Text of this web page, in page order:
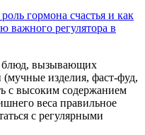
гормона счастья и как
важного регулятора в
блюд, вызывающих
изделия, фаст-фуд,
с высоким содержанием
веса правильное
с регулярными